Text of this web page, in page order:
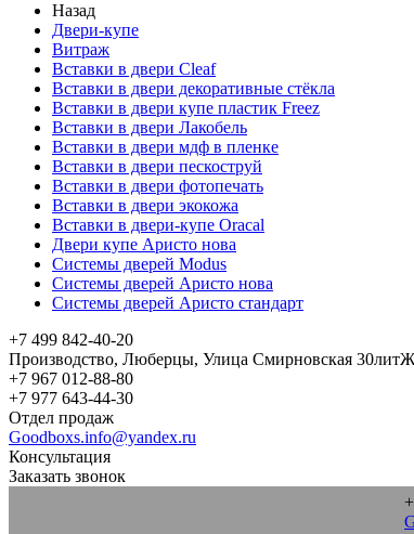
Назад
Двери-купе
Витраж
Вставки в двери Cleaf
Вставки в двери декоративные стёкла
Вставки в двери купе пластик Freez
Вставки в двери Лакобель
Вставки в двери мдф в пленке
Вставки в двери пескоструй
Вставки в двери фотопечать
Вставки в двери экокожа
Вставки в двери-купе Oracal
Двери купе Аристо нова
Системы дверей Modus
Системы дверей Аристо нова
Системы дверей Аристо стандарт
+7 499 842-40-20
Производство, Люберцы, Улица Смирновская 30литЖ
+7 967 012-88-80
+7 977 643-44-30
Отдел продаж
Goodboxs.info@yandex.ru
Консультация
Заказать звонок